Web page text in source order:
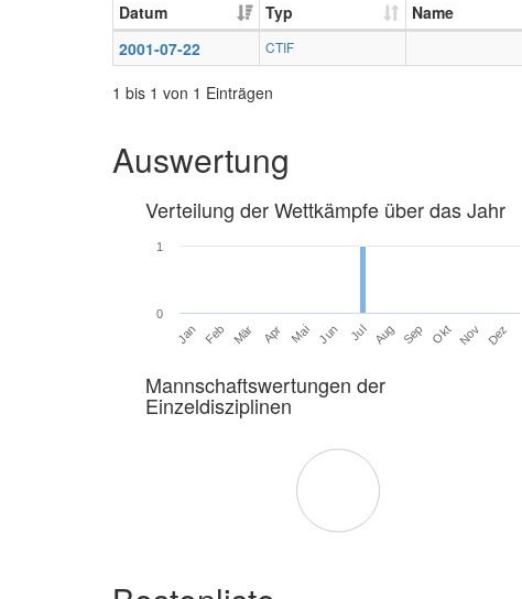
Datum Typ Name
2001-07-22
CTIF
1 bis 1 von 1 Einträgen
Auswertung
Verteilung der Wettkämpfe über das Jahr
Jan Feb Mär Apr Mai Jun Jul Aug Sep Okt Nov Dez
0
1
Mannschaftswertungen der
Einzeldisziplinen